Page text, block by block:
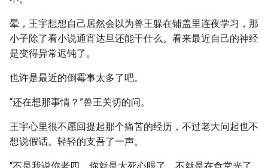
晕，王宇想想自己居然会以为兽王躲在铺盖里连夜学习，那
小子除了看小说通宵达旦还能干什么。看来最近自己的神经
是变得异常迟钝了。
也许是最近的倒霉事太多了吧。
“还在想那事情？”兽王关切的问。
王宇心里很不愿回提起那个痛苦的经历，不过老大问起也不
想说假话。轻轻的支吾了一声。